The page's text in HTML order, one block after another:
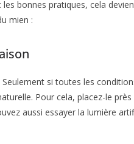
bonnes pratiques, cela
mien :
si toutes les
Pour cela, placez-le
aussi essayer la lumière